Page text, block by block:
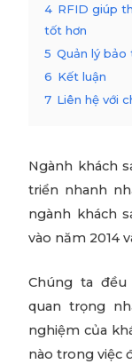
4 RFID giúp
tốt hơn
5 Quản lý bảo
6 Kết luận
7 Liên hệ với
Ngành khách
triển nhanh
ngành khách
vào năm 2014
Chúng ta
quan trọng
nghiệm của
nào trong việc